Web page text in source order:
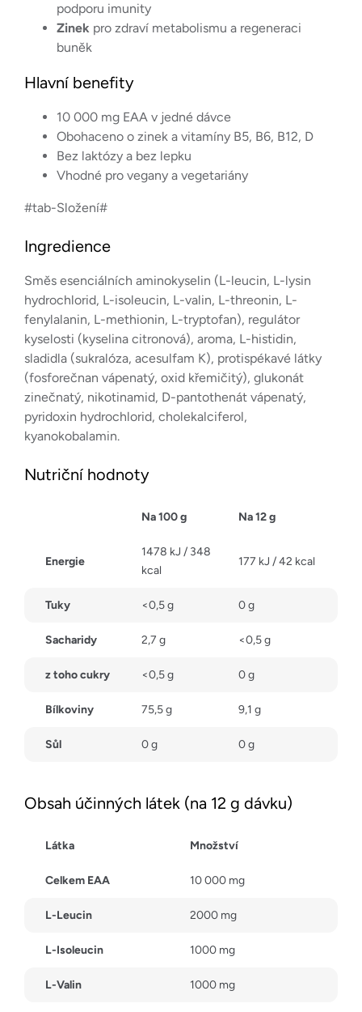
podporu imunity
Zinek pro zdraví metabolismu a regeneraci
buněk
Hlavní benefity
10 000 mg EAA v jedné dávce
Obohaceno o zinek a vitamíny B5, B6, B12, D
Bez laktózy a bez lepku
Vhodné pro vegany a vegetariány
#tab-Složení#
Ingredience
Směs esenciálních aminokyselin (L-leucin, L-lysin
hydrochlorid, L-isoleucin, L-valin, L-threonin, L-
fenylalanin, L-methionin, L-tryptofan), regulátor
kyselosti (kyselina citronová), aroma, L-histidin,
sladidla (sukralóza, acesulfam K), protispékavé látky
(fosforečnan vápenatý, oxid křemičitý), glukonát
zinečnatý, nikotinamid, D-pantothenát vápenatý,
pyridoxin hydrochlorid, cholekalciferol,
kyanokobalamin.
Nutriční hodnoty
Na 100 g Na 12 g
Energie
1478 kJ / 348
kcal
177 kJ / 42 kcal
Tuky <0,5 g 0 g
Sacharidy 2,7 g <0,5 g
z toho cukry <0,5 g 0 g
Bílkoviny 75,5 g 9,1 g
Sůl 0 g 0 g
Obsah účinných látek (na 12 g dávku)
Látka Množství
Celkem EAA 10 000 mg
L-Leucin 2000 mg
L-Isoleucin 1000 mg
L-Valin 1000 mg